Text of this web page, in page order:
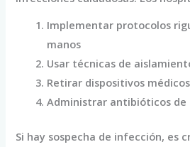
Implementar protocolos
manos
Usar técnicas de
Retirar dispositivos
Administrar antibióticos de
Si hay sospecha de infección, es